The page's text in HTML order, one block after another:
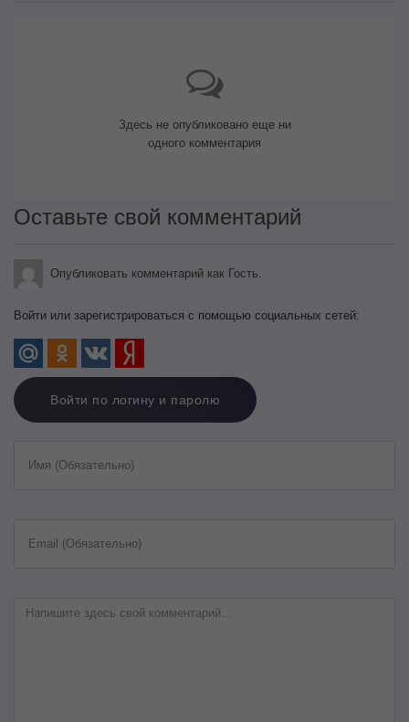
Здесь не опубликовано еще ни
одного комментария
Оставьте свой комментарий
Опубликовать комментарий как Гость.
Войти или зарегистрироваться с помощью социальных сетей:
Войти по логину и паролю
Имя (Обязательно)
Email (Обязательно)